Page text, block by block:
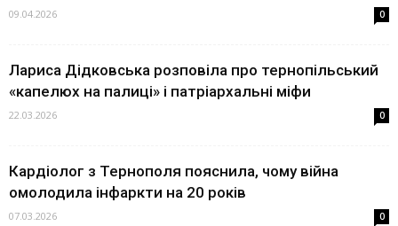
09.04.2026 0
Лариса Дідковська розповіла про тернопільський
«капелюх на палиці» і патріархальні міфи
22.03.2026 0
Кардіолог з Тернополя пояснила, чому війна
омолодила інфаркти на 20 років
07.03.2026 0